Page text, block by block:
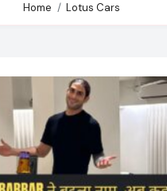
Home Lotus Cars